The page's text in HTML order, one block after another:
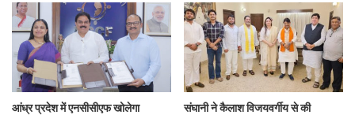
आंध्र प्रदेश में एनसीसीएफ खोलेगा
संघानी ने कैलाश विजयवर्गीय से की